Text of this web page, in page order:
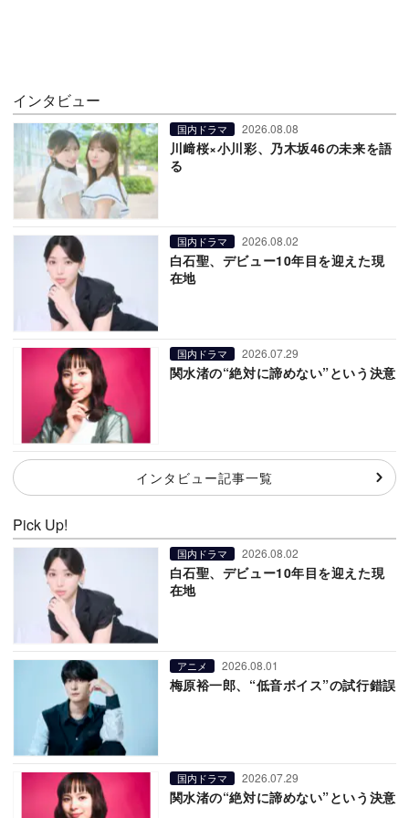
インタビュー
国内ドラマ 2026.08.08
川﨑桜×小川彩、乃木坂46の未来を語
る
国内ドラマ 2026.08.02
白石聖、デビュー10年目を迎えた現
在地
国内ドラマ 2026.07.29
関水渚の“絶対に諦めない”という決意
インタビュー記事一覧
Pick Up!
国内ドラマ 2026.08.02
白石聖、デビュー10年目を迎えた現
在地
アニメ 2026.08.01
梅原裕一郎、“低音ボイス”の試行錯誤
国内ドラマ 2026.07.29
関水渚の“絶対に諦めない”という決意